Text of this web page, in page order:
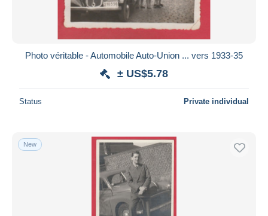
Photo véritable - Automobile Auto-Union ... vers 1933-35
± US$5.78
Status Private individual
New